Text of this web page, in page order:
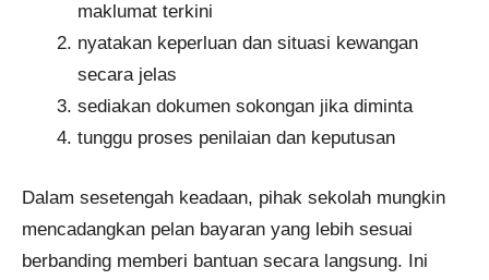
maklumat terkini
nyatakan keperluan dan situasi kewangan
secara jelas
sediakan dokumen sokongan jika diminta
tunggu proses penilaian dan keputusan
Dalam sesetengah keadaan, pihak sekolah mungkin
mencadangkan pelan bayaran yang lebih sesuai
berbanding memberi bantuan secara langsung. Ini